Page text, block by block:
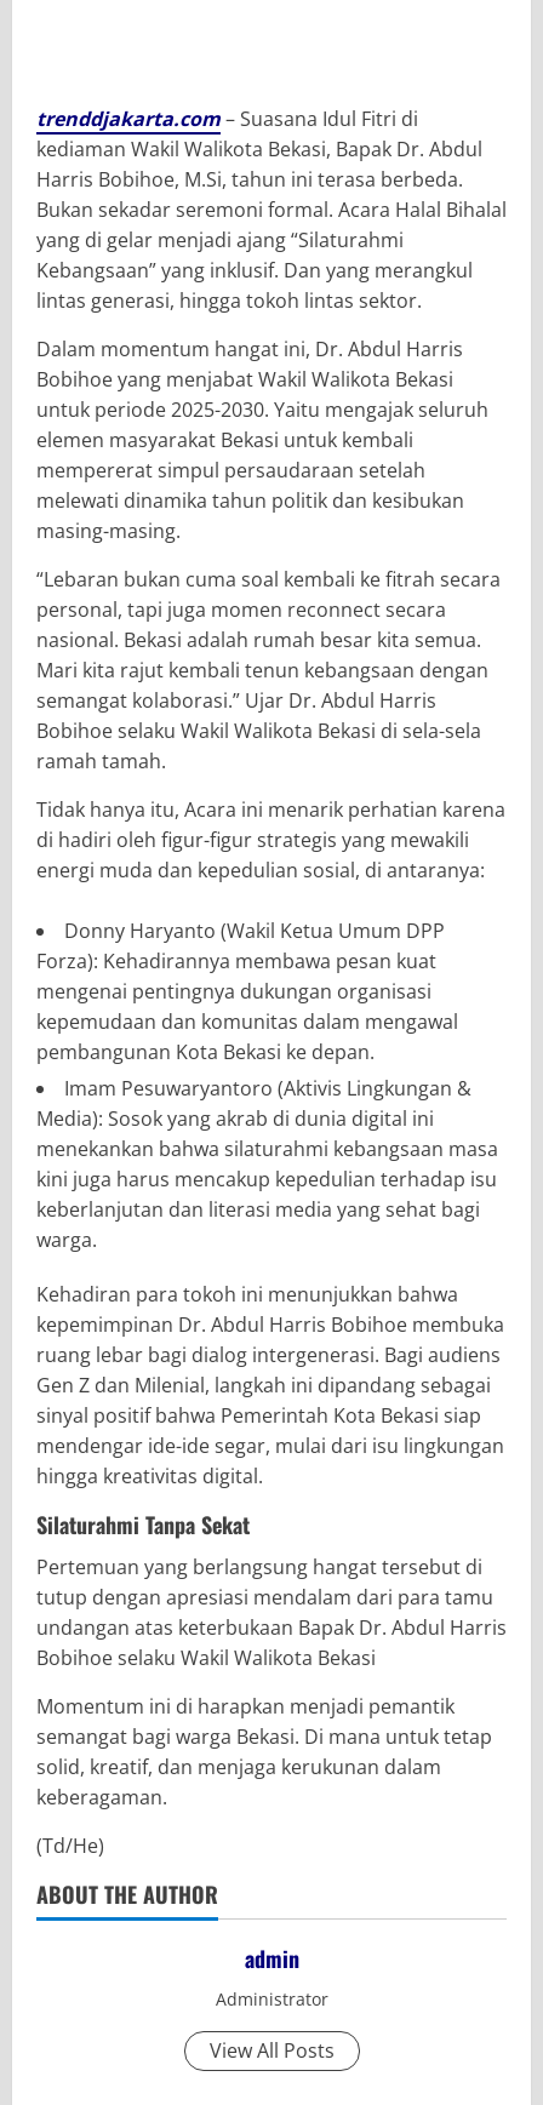
trenddjakarta.com– Suasana Idul Fitri di
kediaman Wakil Walikota Bekasi, Bapak Dr. Abdul
Harris Bobihoe, M.Si, tahun ini terasa berbeda.
Bukan sekadar seremoni formal. Acara Halal Bihalal
yang di gelar menjadi ajang “Silaturahmi
Kebangsaan” yang inklusif. Dan yang merangkul
lintas generasi, hingga tokoh lintas sektor.
Dalam momentum hangat ini, Dr. Abdul Harris
Bobihoe yang menjabat Wakil Walikota Bekasi
untuk periode 2025-2030. Yaitu mengajak seluruh
elemen masyarakat Bekasi untuk kembali
mempererat simpul persaudaraan setelah
melewati dinamika tahun politik dan kesibukan
masing-masing.
“Lebaran bukan cuma soal kembali ke fitrah secara
personal, tapi juga momen reconnect secara
nasional. Bekasi adalah rumah besar kita semua.
Mari kita rajut kembali tenun kebangsaan dengan
semangat kolaborasi.” Ujar Dr. Abdul Harris
Bobihoe selaku Wakil Walikota Bekasi di sela-sela
ramah tamah.
Tidak hanya itu, Acara ini menarik perhatian karena
di hadiri oleh figur-figur strategis yang mewakili
energi muda dan kepedulian sosial, di antaranya:
Donny Haryanto (Wakil Ketua Umum DPP
Forza): Kehadirannya membawa pesan kuat
mengenai pentingnya dukungan organisasi
kepemudaan dan komunitas dalam mengawal
pembangunan Kota Bekasi ke depan.
Imam Pesuwaryantoro (Aktivis Lingkungan &
Media): Sosok yang akrab di dunia digital ini
menekankan bahwa silaturahmi kebangsaan masa
kini juga harus mencakup kepedulian terhadap isu
keberlanjutan dan literasi media yang sehat bagi
warga.
Kehadiran para tokoh ini menunjukkan bahwa
kepemimpinan Dr. Abdul Harris Bobihoe membuka
ruang lebar bagi dialog intergenerasi. Bagi audiens
Gen Z dan Milenial, langkah ini dipandang sebagai
sinyal positif bahwa Pemerintah Kota Bekasi siap
mendengar ide-ide segar, mulai dari isu lingkungan
hingga kreativitas digital.
Silaturahmi Tanpa Sekat
Pertemuan yang berlangsung hangat tersebut di
tutup dengan apresiasi mendalam dari para tamu
undangan atas keterbukaan Bapak Dr. Abdul Harris
Bobihoe selaku Wakil Walikota Bekasi
Momentum ini di harapkan menjadi pemantik
semangat bagi warga Bekasi. Di mana untuk tetap
solid, kreatif, dan menjaga kerukunan dalam
keberagaman.
(Td/He)
ABOUT THE AUTHOR
admin
Administrator
View All Posts